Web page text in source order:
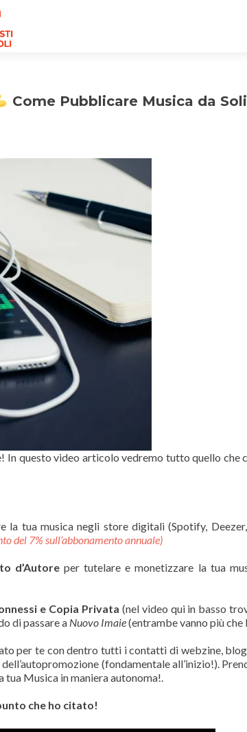
Come Pubblicare Musica da
In questo video articolo vedremo tutto quello che
la tua musica negli store digitali (Spotify,
del 7% sull’abbonamento annuale)
d’Autoreper tutelare e monetizzare la tua
e Copia Privata (nel video qui in basso
di passare a Nuovo Imaie(entrambe vanno più che
per te con dentro tutti i contatti di webzine,
(fondamentale all’inizio!).
tua Musica in maniera autonoma!.
che ho citato!